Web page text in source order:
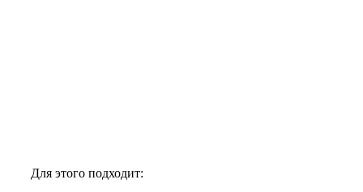
Для этого подходит: